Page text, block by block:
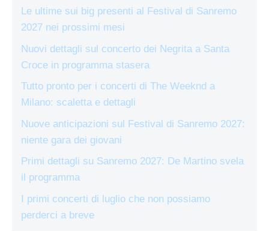
Le ultime sui big presenti al Festival di Sanremo
2027 nei prossimi mesi
Nuovi dettagli sul concerto dei Negrita a Santa
Croce in programma stasera
Tutto pronto per i concerti di The Weeknd a
Milano: scaletta e dettagli
Nuove anticipazioni sul Festival di Sanremo 2027:
niente gara dei giovani
Primi dettagli su Sanremo 2027: De Martino svela
il programma
I primi concerti di luglio che non possiamo
perderci a breve